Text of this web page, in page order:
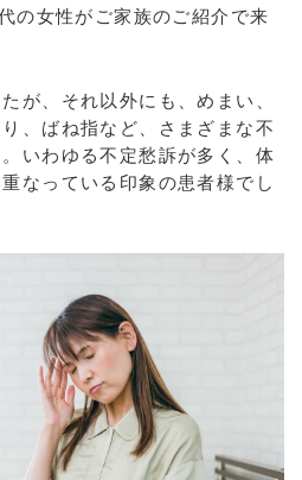
の女性がご家族のご紹介で来
が、それ以外にも、めまい、
、ばね指など、さまざまな不
いわゆる不定愁訴が多く、体
なっている印象の患者様でし